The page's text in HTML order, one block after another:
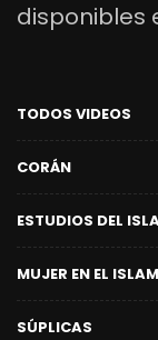
disponibles
TODOS VIDEOS
CORÁN
ESTUDIOS DEL
MUJER EN EL ISLAM
SÚPLICAS